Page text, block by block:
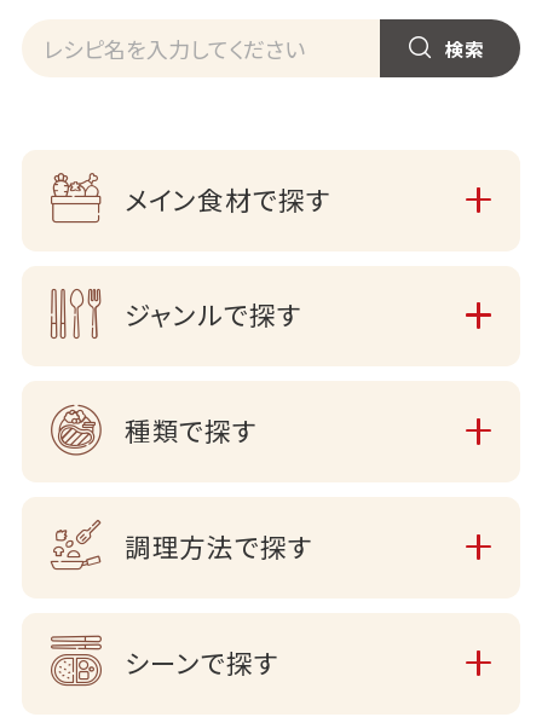
メイン食材で探す
ジャンルで探す
種類で探す
調理方法で探す
シーンで探す